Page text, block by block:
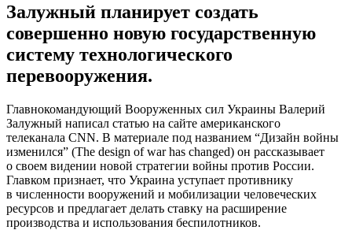
Залужный планирует создать
совершенно новую государственную
систему технологического
перевооружения.
Главнокомандующий Вооруженных сил Украины Валерий
Залужный написал статью на сайте американского
телеканала CNN. В материале под названием “Дизайн войны
изменился” (The design of war has changed) он рассказывает
о своем видении новой стратегии войны против России.
Главком признает, что Украина уступает противнику
в численности вооружений и мобилизации человеческих
ресурсов и предлагает делать ставку на расширение
производства и использования беспилотников.